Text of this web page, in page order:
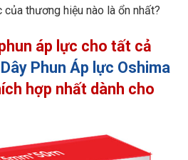
thương hiệu nào là ổn nhất?
áp lực cho tất cả
Dây Phun Áp lực Oshima
hợp nhất dành cho